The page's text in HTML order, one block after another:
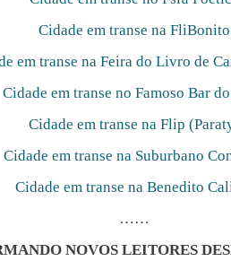
Cidade em transe na FliBonito
em transe na Feira do Livro de
Cidade em transe no Famoso Bar
Cidade em transe na Flip
Cidade em transe na Suburbano
Cidade em transe na Benedito
……
NOVOS LEITORES